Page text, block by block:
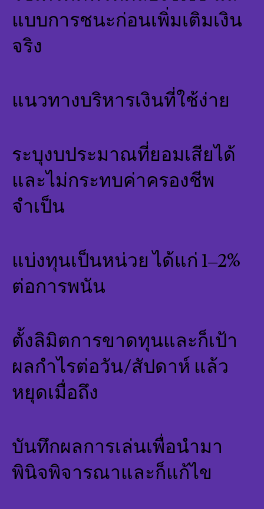
แบบการชนะก่อนเพิ่มเติมเงิน
จริง
แนวทางบริหารเงินที่ใช้ง่าย
ระบุงบประมาณที่ยอมเสียได้
และไม่กระทบค่าครองชีพ
จำเป็น
แบ่งทุนเป็นหน่วย ได้แก่ 1–2%
ต่อการพนัน
ตั้งลิมิตการขาดทุนและก็เป้า
ผลกำไรต่อวัน/สัปดาห์ แล้ว
หยุดเมื่อถึง
บันทึกผลการเล่นเพื่อนำมา
พินิจพิจารณาและก็แก้ไข